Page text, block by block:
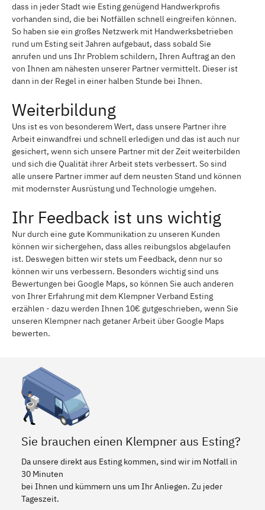
dass in jeder Stadt wie Esting genügend Handwerkprofis
vorhanden sind, die bei Notfällen schnell eingreifen können.
So haben sie ein großes Netzwerk mit Handwerksbetrieben
rund um Esting seit Jahren aufgebaut, dass sobald Sie
anrufen und uns Ihr Problem schildern, Ihren Auftrag an den
von Ihnen am nähesten unserer Partner vermittelt. Dieser ist
dann in der Regel in einer halben Stunde bei Ihnen.
Weiterbildung
Uns ist es von besonderem Wert, dass unsere Partner ihre
Arbeit einwandfrei und schnell erledigen und das ist auch nur
gesichert, wenn sich unsere Partner mit der Zeit weiterbilden
und sich die Qualität ihrer Arbeit stets verbessert. So sind
alle unsere Partner immer auf dem neusten Stand und können
mit modernster Ausrüstung und Technologie umgehen.
Ihr Feedback ist uns wichtig
Nur durch eine gute Kommunikation zu unseren Kunden
können wir sichergehen, dass alles reibungslos abgelaufen
ist. Deswegen bitten wir stets um Feedback, denn nur so
können wir uns verbessern. Besonders wichtig sind uns
Bewertungen bei Google Maps, so können Sie auch anderen
von Ihrer Erfahrung mit dem Klempner Verband Esting
erzählen - dazu werden Ihnen 10€ gutgeschrieben, wenn Sie
unseren Klempner nach getaner Arbeit über Google Maps
bewerten.
Sie brauchen einen Klempner aus Esting?
Da unsere direkt aus Esting kommen, sind wir im Notfall in
30 Minuten
bei Ihnen und kümmern uns um Ihr Anliegen. Zu jeder
Tageszeit.